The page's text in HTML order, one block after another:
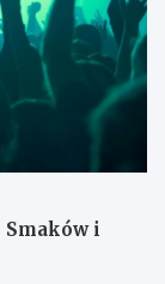
Smaków i